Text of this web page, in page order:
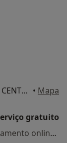
AVENIDA CRUZEIRO SEIXAS N S 5 E 7 CENTRO COMERCIAL UBBO FRAÇÃO FU, 2650-504 AMADORA, PORTUGAL, Amadora • Mapa
gratuito
Esse especialista não oferece agendamento online para esse endereço.